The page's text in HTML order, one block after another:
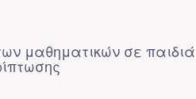
μαθηματικών σε παιδιά